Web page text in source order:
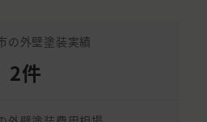
の外壁塗装実績
2件